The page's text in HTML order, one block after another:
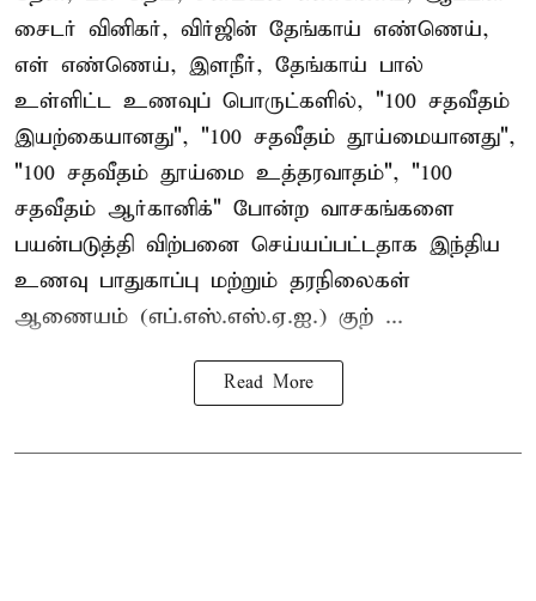
சைடர் வினிகர், விர்ஜின் தேங்காய் எண்ணெய்,
எள் எண்ணெய், இளநீர், தேங்காய் பால்
உள்ளிட்ட உணவுப் பொருட்களில், "100 சதவீதம்
இயற்கையானது", "100 சதவீதம் தூய்மையானது",
"100 சதவீதம் தூய்மை உத்தரவாதம்", "100
சதவீதம் ஆர்கானிக்" போன்ற வாசகங்களை
பயன்படுத்தி விற்பனை செய்யப்பட்டதாக இந்திய
உணவு பாதுகாப்பு மற்றும் தரநிலைகள்
ஆணையம் (எப்.எஸ்.எஸ்.ஏ.ஐ.) குற் ...
Read More